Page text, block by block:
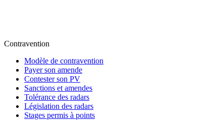
Contravention
Modèle de contravention
Payer son amende
Contester son PV
Sanctions et amendes
Tolérance des radars
Législation des radars
Stages permis à points